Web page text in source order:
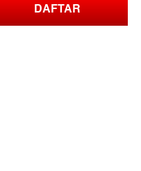
DAFTAR